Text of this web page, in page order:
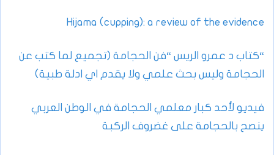
Hijama (cupping): a review of the evidence
“كتاب د عمرو الريس “فن الحجامة (تجميع لما كتب عن
الحجامة وليس بحث علمي ولا يقدم اي ادلة طبية)
فيديو لأحد كبار معلمي الحجامة في الوطن العربي
ينصح بالحجامة على غضروف الركبة